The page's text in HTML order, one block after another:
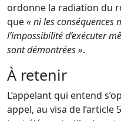
ordonne la radiation du
que« ni les conséquences
l’impossibilité d’exécuter
sont démontrées ».
À retenir
L’appelant qui entend
appel, au visa de l’article